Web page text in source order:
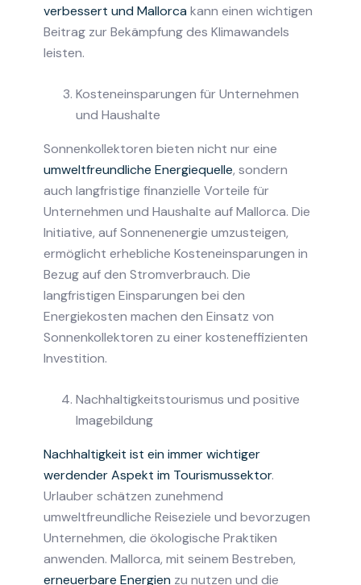
verbessert und Mallorca kann einen wichtigen
Beitrag zur Bekämpfung des Klimawandels
leisten.
Kosteneinsparungen für Unternehmen
und Haushalte
Sonnenkollektoren bieten nicht nur eine
umweltfreundliche Energiequelle, sondern
auch langfristige finanzielle Vorteile für
Unternehmen und Haushalte auf Mallorca. Die
Initiative, auf Sonnenenergie umzusteigen,
ermöglicht erhebliche Kosteneinsparungen in
Bezug auf den Stromverbrauch. Die
langfristigen Einsparungen bei den
Energiekosten machen den Einsatz von
Sonnenkollektoren zu einer kosteneffizienten
Investition.
Nachhaltigkeitstourismus und positive
Imagebildung
Nachhaltigkeit ist ein immer wichtiger
werdender Aspekt im Tourismussektor.
Urlauber schätzen zunehmend
umweltfreundliche Reiseziele und bevorzugen
Unternehmen, die ökologische Praktiken
anwenden. Mallorca, mit seinem Bestreben,
erneuerbare Energien zu nutzen und die